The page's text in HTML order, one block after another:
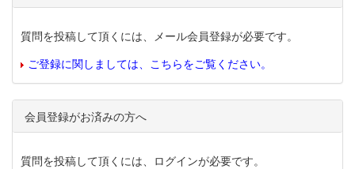
質問を投稿して頂くには、メール会員登録が必要です。
ご登録に関しましては、こちらをご覧ください。
会員登録がお済みの方へ
質問を投稿して頂くには、ログインが必要です。